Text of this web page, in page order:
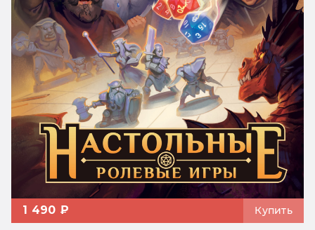
1 490 ₽ Купить